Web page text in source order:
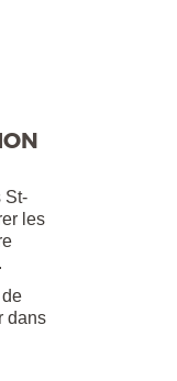
St-
les
dans